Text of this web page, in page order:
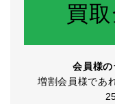
買
会員様の
増割会員様であ